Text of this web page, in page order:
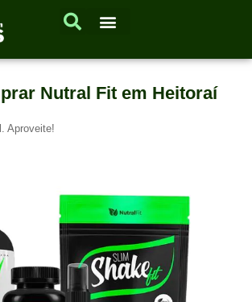
Nutral Fit em Heitoraí
Aproveite!